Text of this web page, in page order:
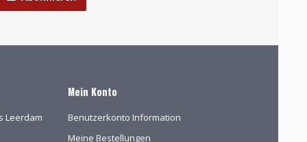
Leerdam
Mein Konto
Benutzerkonto Information
Meine Bestellungen